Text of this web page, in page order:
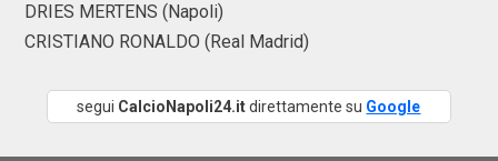
DRIES MERTENS (Napoli)
CRISTIANO RONALDO (Real Madrid)
segui CalcioNapoli24.itdirettamente su Google